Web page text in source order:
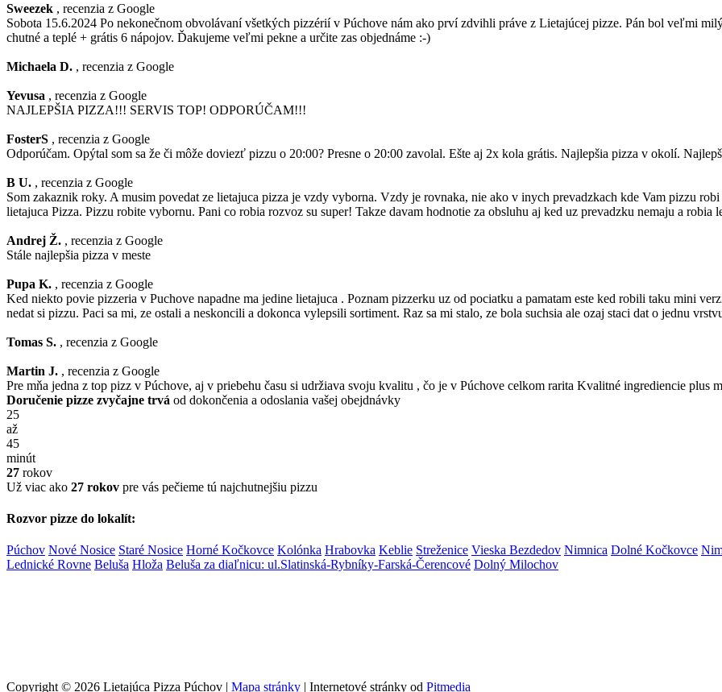
Sweezek , recenzia z Google
Sobota 15.6.2024 Po nekonečnom obvolávaní všetkých pizzérií v Púchove nám ako prví zdvihli práve z Lietajúcej pizze. Pán bol veľmi
chutné a teplé + grátis 6 nápojov. Ďakujeme veľmi pekne a určite zas objednáme :-)
Michaela D. , recenzia z Google
Yevusa , recenzia z Google
NAJLEPŠIA PIZZA!!! SERVIS TOP! ODPORÚČAM!!!
FosterS , recenzia z Google
Odporúčam. Opýtal som sa že či môže doviezť pizzu o 20:00? Presne o 20:00 zavolal. Ešte aj 2x kola grátis. Najlepšia pizza v okolí.
B U. , recenzia z Google
Som zakaznik roky. A musim povedat ze lietajuca pizza je vzdy vyborna. Vzdy je rovnaka, nie ako v inych prevadzkach kde Vam pizzu
lietajuca Pizza. Pizzu robite vybornu. Pani co robia rozvoz su super! Takze davam hodnotie za obsluhu aj ked uz prevadzku nemaju a robia
Andrej Ž. , recenzia z Google
Stále najlepšia pizza v meste
Pupa K. , recenzia z Google
Ked niekto povie pizzeria v Puchove napadne ma jedine lietajuca . Poznam pizzerku uz od pociatku a pamatam este ked robili taku mini
nedat si pizzu. Paci sa mi, ze ostali a neskoncili a dokonca vylepsili sortiment. Raz sa mi stalo, ze bola suchsia ale ozaj staci dat o jednu
Tomas S. , recenzia z Google
Martin J. , recenzia z Google
Pre mňa jedna z top pizz v Púchove, aj v priebehu času si udržiava svoju kvalitu , čo je v Púchove celkom rarita Kvalitné ingrediencie plus
Doručenie pizze zvyčajne trvá od dokončenia a odoslania vašej obejdnávky
25
až
45
minút
27 rokov
Už viac ako 27 rokov pre vás pečieme tú najchutnejšiu pizzu
Rozvor pizze do lokalít:
Púchov Nové Nosice Staré Nosice Horné Kočkovce Kolónka Hrabovka Keblie Streženice Vieska Bezdedov Nimnica Dolné Kočkovce
Lednické Rovne Beluša Hloža Beluša za diaľnicu: ul.Slatinská-Rybníky-Farská-Čerencové Dolný Milochov
Copyright © 2026 Lietajúca Pizza Púchov | Mapa stránky | Internetové stránky od Pitmedia